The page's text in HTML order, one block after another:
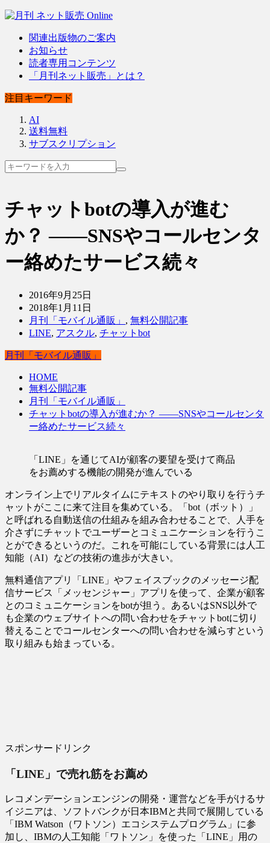
関連出版物のご案内
お知らせ
読者専用コンテンツ
「月刊ネット販売」とは？
注目キーワード
AI
送料無料
サブスクリプション
チャットbotの導入が進む
か？ ――SNSやコールセンタ
ー絡めたサービス続々
2016年9月25日
2018年1月11日
月刊「モバイル通販」 , 無料公開記事
LINE, アスクル, チャットbot
月刊「モバイル通販」
HOME
無料公開記事
月刊「モバイル通販」
チャットbotの導入が進むか？ ――SNSやコールセンタ
ー絡めたサービス続々
「LINE」を通じてAIが顧客の要望を受けて商品
をお薦めする機能の開発が進んでいる
オンライン上でリアルタイムにテキストのやり取りを行うチ
ャットがここに来て注目を集めている。「bot（ボット）」
と呼ばれる自動送信の仕組みを組み合わせることで、人手を
介さずにチャットでユーザーとコミュニケーションを行うこ
とができるというのだ。これを可能にしている背景には人工
知能（AI）などの技術の進歩が大きい。
無料通信アプリ「LINE」やフェイスブックのメッセージ配
信サービス「メッセンジャー」アプリを使って、企業が顧客
とのコミュニケーションをbotが担う。あるいはSNS以外で
も企業のウェブサイトへの問い合わせをチャットbotに切り
替えることでコールセンターへの問い合わせを減らすという
取り組みも始まっている。
スポンサードリンク
「LINE」で売れ筋をお薦め
レコメンデーションエンジンの開発・運営などを手がけるサ
イジニアは、ソフトバンクが日本IBMと共同で展開している
「IBM Watson（ワトソン）エコシステムプログラム」に参
加し、IBMの人工知能「ワトソン」を使った「LINE」用の